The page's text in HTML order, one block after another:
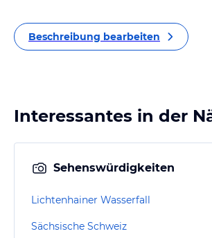
Beschreibung bearbeiten
Interessantes in der
Sehenswürdigkeiten
Lichtenhainer Wasserfall
Sächsische Schweiz